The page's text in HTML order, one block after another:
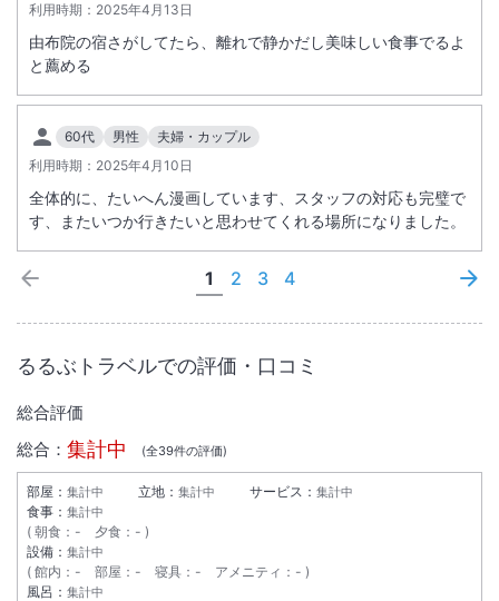
利用時期： 2025年4月13日
由布院の宿さがしてたら、離れで静かだし美味しい食事でるよ
と薦める
60代 男性
夫婦・カップル
利用時期： 2025年4月10日
全体的に、たいへん漫画しています、スタッフの対応も完璧で
す、またいつか行きたいと思わせてくれる場所になりました。
1 2 3 4
るるぶトラベルでの評価・口コミ
総合評価
総合： 集計中 (全39件の評価)
部屋： 集計中 立地： 集計中 サービス： 集計中
食事： 集計中
朝食 ： - 夕食 ： -
設備： 集計中
館内 ： - 部屋 ： - 寝具 ： - アメニティ ： -
風呂： 集計中